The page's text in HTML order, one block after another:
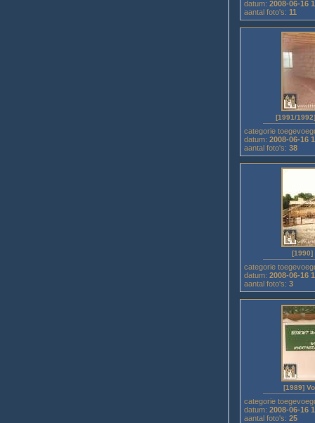
datum: 2008-06-16
aantal foto's: 11
[1991/
categorie
datum: 2008-06-16
aantal foto's: 38
[1990]
categorie
datum: 2008-06-16
aantal foto's: 3
[1989]
categorie
datum: 2008-06-16
aantal foto's: 25